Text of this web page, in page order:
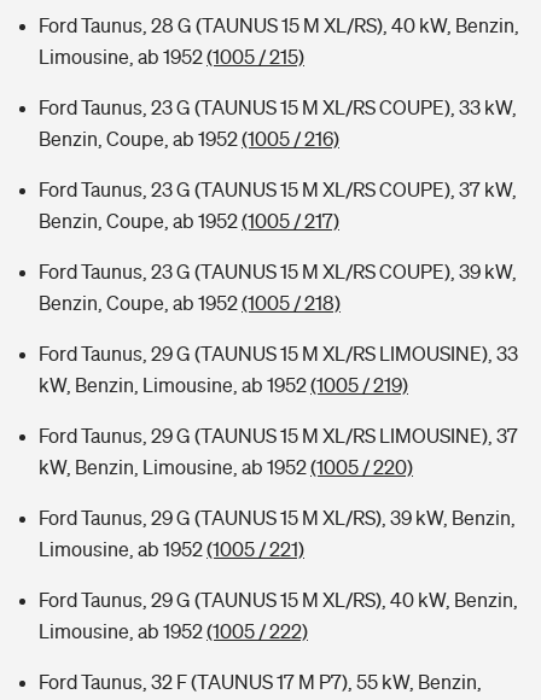
Ford Taunus, 28 G (TAUNUS 15 M XL/RS), 40 kW, Benzin,
Limousine, ab 1952(1005 / 215)
Ford Taunus, 23 G (TAUNUS 15 M XL/RS COUPE), 33 kW,
Benzin, Coupe, ab 1952(1005 / 216)
Ford Taunus, 23 G (TAUNUS 15 M XL/RS COUPE), 37 kW,
Benzin, Coupe, ab 1952(1005 / 217)
Ford Taunus, 23 G (TAUNUS 15 M XL/RS COUPE), 39 kW,
Benzin, Coupe, ab 1952(1005 / 218)
Ford Taunus, 29 G (TAUNUS 15 M XL/RS LIMOUSINE), 33
kW, Benzin, Limousine, ab 1952(1005 / 219)
Ford Taunus, 29 G (TAUNUS 15 M XL/RS LIMOUSINE), 37
kW, Benzin, Limousine, ab 1952(1005 / 220)
Ford Taunus, 29 G (TAUNUS 15 M XL/RS), 39 kW, Benzin,
Limousine, ab 1952(1005 / 221)
Ford Taunus, 29 G (TAUNUS 15 M XL/RS), 40 kW, Benzin,
Limousine, ab 1952(1005 / 222)
Ford Taunus, 32 F (TAUNUS 17 M P7), 55 kW, Benzin,